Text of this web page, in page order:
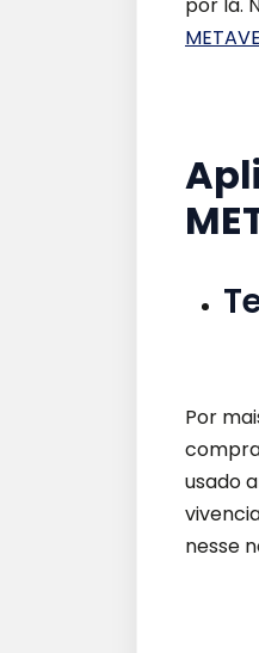
por lá.
Por
usado
nesse